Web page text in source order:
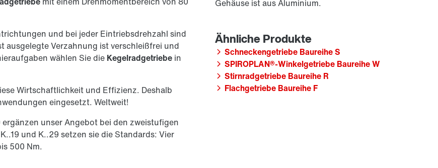
und bei jeder Eintriebsdrehzahl sind
ausgelegte Verzahnung ist verschleißfrei und
wählen Sie die Kegelradgetriebe in
Wirtschaftlichkeit und Effizienz. Deshalb
eingesetzt. Weltweit!
unser Angebot bei den zweistufigen
und K..29 setzen sie die Standards: Vier
500 Nm.
Gehäuse ist aus Aluminium.
Schneckengetriebe Baureihe S
SPIROPLAN®-Winkelgetriebe Baureihe W
Stirnradgetriebe Baureihe R
Flachgetriebe Baureihe F